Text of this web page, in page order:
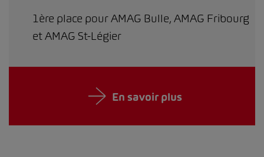
1ère place pour AMAG Bulle, AMAG Fribourg
et AMAG St-Légier
En savoir plus